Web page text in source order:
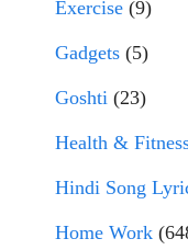
Exercise (9)
Gadgets (5)
Goshti (23)
Health &
Hindi Song
Home Work